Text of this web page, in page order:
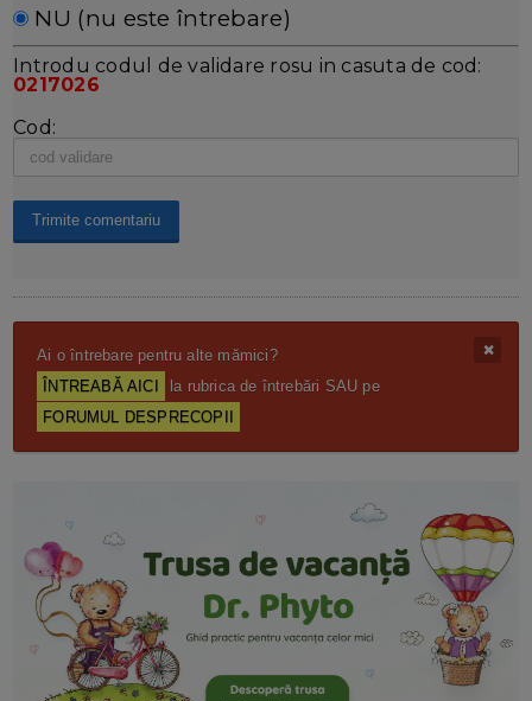
NU (nu este întrebare)
Introdu codul de validare rosu in casuta de cod:
0217026
Cod:
Ai o întrebare pentru alte mămici?
ÎNTREABĂ AICI
la rubrica de întrebări SAU pe
FORUMUL DESPRECOPII